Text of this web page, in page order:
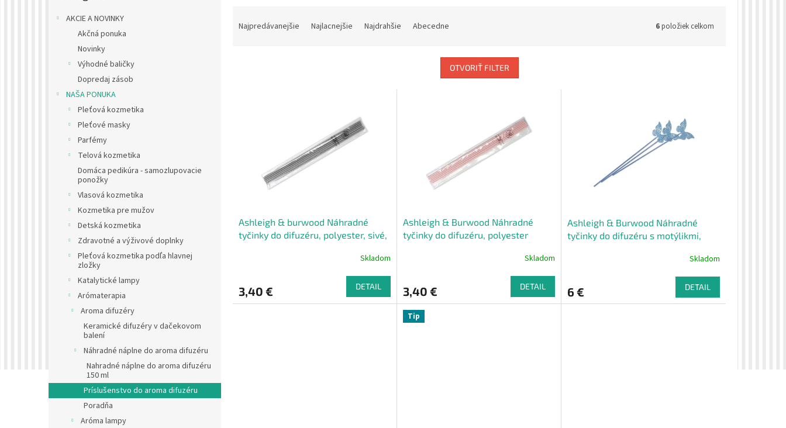
AKCIE A NOVINKY
Akčná ponuka
Novinky
Výhodné baličky
Dopredaj zásob
NAŠA PONUKA
Pleťová kozmetika
Pleťové masky
Parfémy
Telová kozmetika
Domáca pedikúra - samozlupovacie
ponožky
Vlasová kozmetika
Kozmetika pre mužov
Detská kozmetika
Zdravotné a výživové doplnky
Pleťová kozmetika podľa hlavnej
zložky
Katalytické lampy
Arómaterapia
Aroma difuzéry
Keramické difuzéry v dačekovom
balení
Náhradné náplne do aroma difuzéru
Nahradné náplne do aroma difuzéru
150 ml
Príslušenstvo do aroma difuzéru
Poradňa
Aróma lampy
Najpredávanejšie Najlacnejšie Najdrahšie Abecedne 6položiek celkom
OTVORIŤ FILTER
Ashleigh & burwood Náhradné
tyčinky do difuzéru, polyester, sivé,
Skladom
3,40 € DETAIL
Ashleigh & Burwood Náhradné
tyčinky do difuzéru, polyester
Skladom
3,40 € DETAIL
Ashleigh & Burwood Náhradné
tyčinky do difuzéru s motýlikmi,
Skladom
6 € DETAIL
Tip